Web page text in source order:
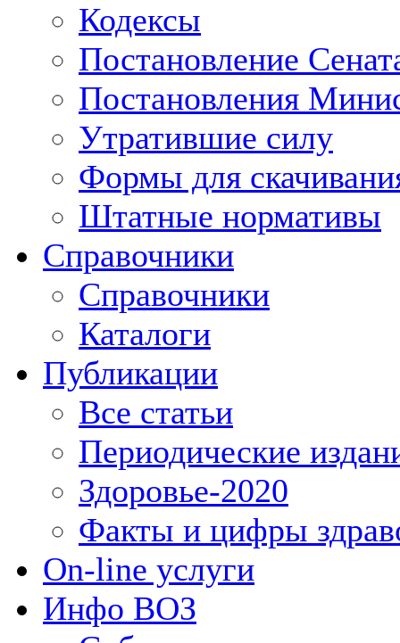
Кодексы
Постановление
Постановления
Утратившие силу
Формы для
Штатные нормативы
Справочники
Справочники
Каталоги
Публикации
Все статьи
Периодические
Здоровье-2020
Факты и цифры
On-line услуги
Инфо ВОЗ